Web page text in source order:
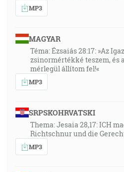
MP3
MAGYAR
Téma: Ézsaiás 28:17: »Az
zsinormértékké teszem, és
mérlegül állítom fel!«
MP3
SRPSKOHRVATSKI
Thema: Jesaia 28,17: ICH
Richtschnur und die
MP3